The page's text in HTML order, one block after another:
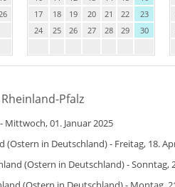
17
18 19 20 21 22
23
24
25 26 27 28 29 30
Pfalz
01. Januar 2025
(Ostern in Deutschland) - Freitag, 18.
(Ostern in Deutschland) - Sonntag,